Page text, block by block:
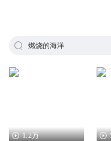
燃烧的海洋
1.2万